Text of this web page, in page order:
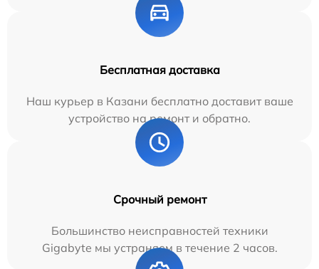
Бесплатная доставка
Наш курьер в Казани бесплатно доставит ваше
устройство на ремонт и обратно.
Срочный ремонт
Большинство неисправностей техники
Gigabyte мы устраняем в течение 2 часов.